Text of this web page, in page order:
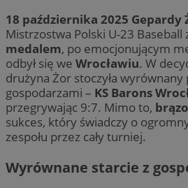
18 października 2025 Gepardy
Mistrzostwa Polski U-23 Baseball
medalem, po emocjonującym
odbył się we Wrocławiu. W
drużyna Żor stoczyła
gospodarzami – KS Barons
przegrywając 9:7. Mimo to,
sukces, który świadczy o
zespołu przez cały turniej.
Wyrównane starcie z